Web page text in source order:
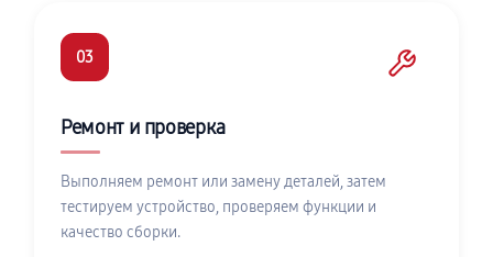
03
Ремонт и проверка
Выполняем ремонт или замену деталей, затем
тестируем устройство, проверяем функции и
качество сборки.